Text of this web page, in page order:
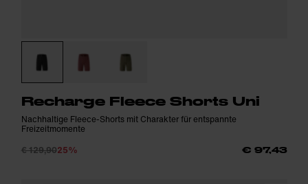
Recharge Fleece Shorts Uni
Nachhaltige Fleece-Shorts mit Charakter für entspannte
Freizeitmomente
€ 129,9025% € 97,43